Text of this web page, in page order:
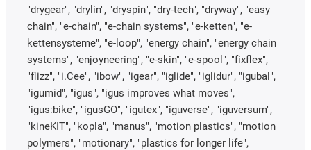
"drygear", "drylin", "dryspin", "dry-tech", "dryway", "easy
chain", "e-chain", "e-chain systems", "e-ketten", "e-
kettensysteme", "e-loop", "energy chain", "energy chain
systems", "enjoyneering", "e-skin", "e-spool", "fixflex",
"flizz", "i.Cee", "ibow", "igear", "iglide", "iglidur", "igubal",
"igumid", "igus", "igus improves what moves",
"igus:bike", "igusGO", "igutex", "iguverse", "iguversum",
"kineKIT", "kopla", "manus", "motion plastics", "motion
polymers", "motionary", "plastics for longer life",